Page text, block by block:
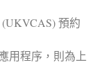
預約
用程序，則為上